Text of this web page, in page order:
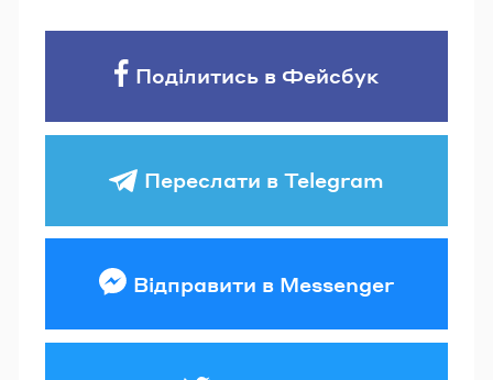
Поділитись в Фейсбук
Переслати в Telegram
Відправити в Messenger